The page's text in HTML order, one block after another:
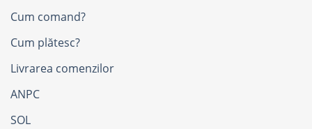
Cum comand?
Cum plătesc?
Livrarea comenzilor
ANPC
SOL